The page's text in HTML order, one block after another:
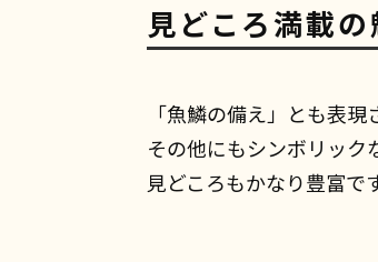
見どころ満載
「魚鱗の備え」とも表
その他にもシンボリック
見どころもかなり豊富です